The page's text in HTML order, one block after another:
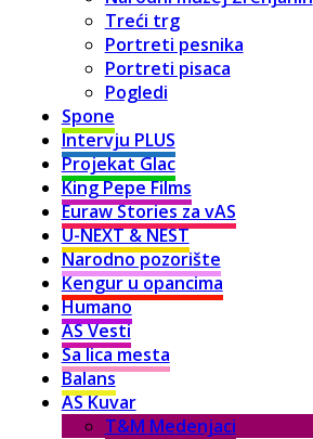
Treći trg
Portreti pesnika
Portreti pisaca
Pogledi
Spone
Intervju PLUS
Projekat Glac
King Pepe Films
Euraw Stories za vAS
U-NEXT & NEST
Narodno pozorište
Kengur u opancima
Humano
AS Vesti
Sa lica mesta
Balans
AS Kuvar
T&M Medenjaci